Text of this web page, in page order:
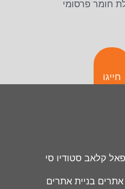
חומר פרסומי
חייגו
קלאב סטודיו סי
בניית אתרים